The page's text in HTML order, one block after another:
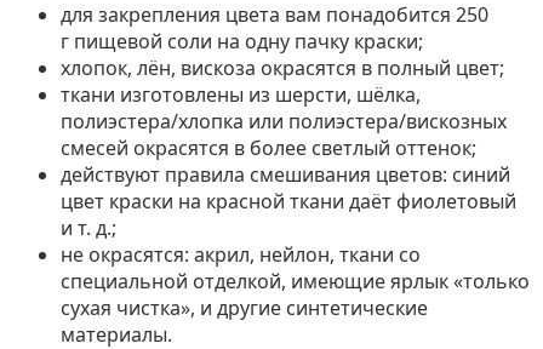
для закрепления цвета вам понадобится 250
г пищевой соли на одну пачку краски;
хлопок, лён, вискоза окрасятся в полный цвет;
ткани изготовлены из шерсти, шёлка,
полиэстера/хлопка или полиэстера/вискозных
смесей окрасятся в более светлый оттенок;
действуют правила смешивания цветов: синий
цвет краски на красной ткани даёт фиолетовый
и т. д.;
не окрасятся: акрил, нейлон, ткани со
специальной отделкой, имеющие ярлык «только
сухая чистка», и другие синтетические
материалы.